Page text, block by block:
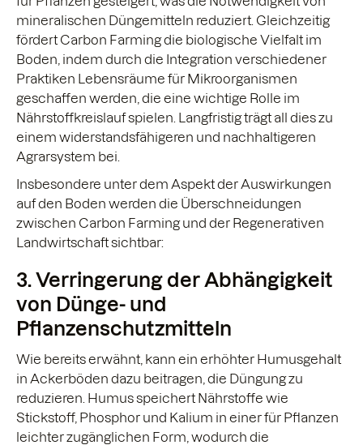
mineralischen Düngemitteln reduziert. Gleichzeitig
fördert Carbon Farming die biologische Vielfalt im
Boden, indem durch die Integration verschiedener
Praktiken Lebensräume für Mikroorganismen
geschaffen werden, die eine wichtige Rolle im
Nährstoffkreislauf spielen. Langfristig trägt all dies zu
einem widerstandsfähigeren und nachhaltigeren
Agrarsystem bei.
Insbesondere unter dem Aspekt der Auswirkungen
auf den Boden werden die Überschneidungen
zwischen Carbon Farming und der Regenerativen
Landwirtschaft sichtbar:
3. Verringerung der Abhängigkeit
von Dünge- und
Pflanzenschutzmitteln
Wie bereits erwähnt, kann ein erhöhter Humusgehalt
in Ackerböden dazu beitragen, die Düngung zu
reduzieren. Humus speichert Nährstoffe wie
Stickstoff, Phosphor und Kalium in einer für Pflanzen
leichter zugänglichen Form, wodurch die